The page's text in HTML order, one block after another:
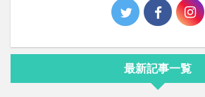
最新記事一覧